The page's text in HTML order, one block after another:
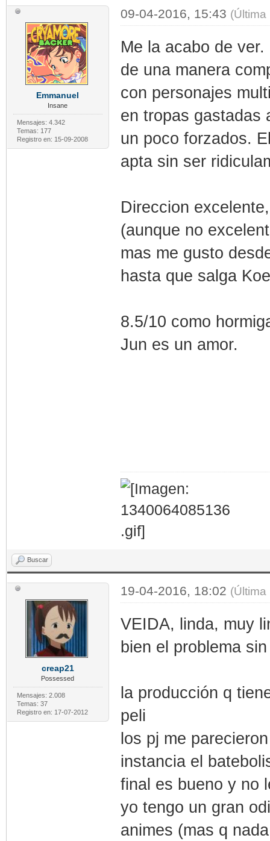
Emmanuel
Insane
Mensajes: 4.342
Temas: 177
Registro en: 15-09-2008
09-04-2016, 15:43
Me la acabo de
de una manera
con personajes
en tropas gastadas
un poco forzados.
apta sin ser
Direccion
(aunque no
mas me gusto
hasta que salga
8.5/10 como
Jun es un amor.
Buscar
creap21
Possessed
Mensajes: 2.008
Temas: 37
Registro en: 17-07-2012
19-04-2016, 18:02
VEIDA, linda, muy
bien el problema
la producción q
peli
los pj me
instancia el
final es bueno y no
yo tengo un gran
animes (mas q